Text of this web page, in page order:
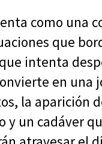
como una
que
intenta
en una
la aparición
y un cadáver